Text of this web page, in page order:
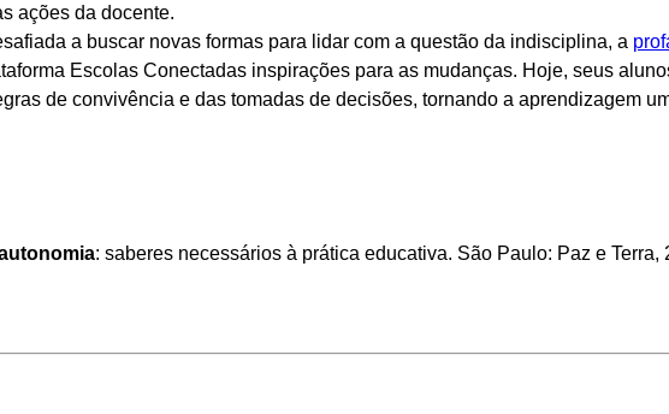
ações da docente.
a buscar novas formas para lidar com a questão da indisciplina, a
Escolas Conectadas inspirações para as mudanças. Hoje, seus
de convivência e das tomadas de decisões, tornando a aprendizagem
: saberes necessários à prática educativa. São Paulo: Paz e Terra,